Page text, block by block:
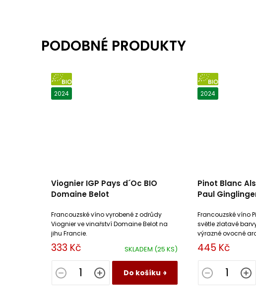
BIO
2024
Viognier IGP Pays d´Oc BIO
Domaine Belot
SKLADEM (25 KS)
333 Kč
Do košíku
Francouzské víno vyrobené z odrůdy
Viognier ve vinařství Domaine Belot na
jihu Francie.
BIO
2024
Pinot Blanc
Paul
445 Kč
Francouzské víno
světle zlatavé
výrazné ovocné
svěžest citrusů s
texturou.